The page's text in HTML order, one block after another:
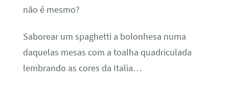
não é mesmo?
Saborear um spaghetti a bolonhesa numa
daquelas mesas com a toalha quadriculada
lembrando as cores da Italia…